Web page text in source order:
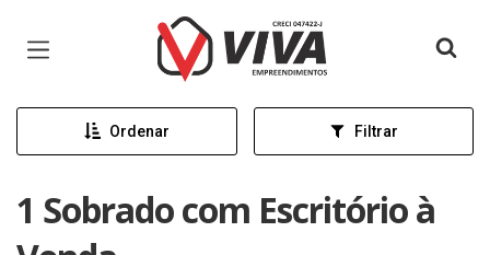
Página inicial
Ordenar Filtrar
1 Sobrado com Escritório à